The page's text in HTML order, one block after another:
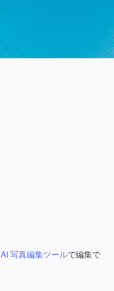
AI 写真編集ツールで編集で